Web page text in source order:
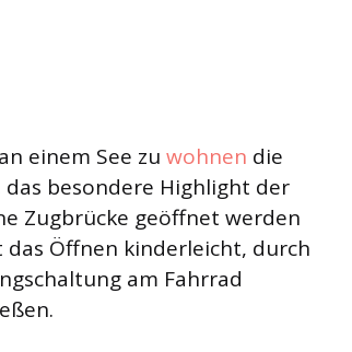
einem See zu wohnen die
das besondere Highlight der
Zugbrücke geöffnet werden
das Öffnen kinderleicht, durch
am Fahrrad